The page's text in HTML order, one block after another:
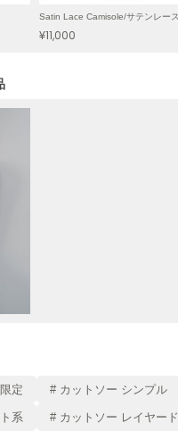
¥11,000
定 # カットソー シンプル
系 # カットソー レイヤード